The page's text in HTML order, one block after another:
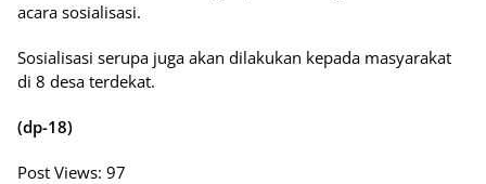
acara sosialisasi.
Sosialisasi serupa juga akan dilakukan kepada masyarakat
di 8 desa terdekat.
(dp-18)
Post Views: 97